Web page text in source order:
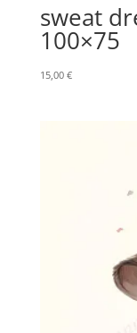
sweat
100×75
15,00 €